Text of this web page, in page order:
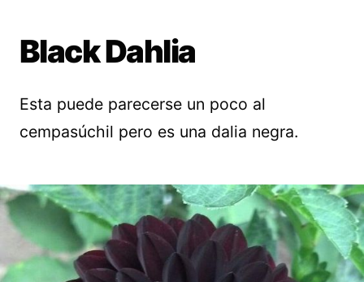
Black Dahlia
Esta puede parecerse un poco al
cempasúchil pero es una dalia negra.